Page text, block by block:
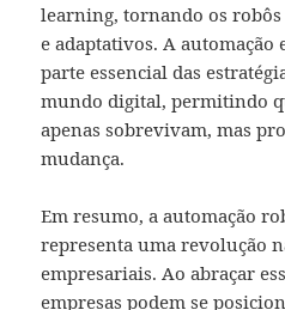
learning, tornando os
e adaptativos. A automação
parte essencial das
mundo digital, permitindo
apenas sobrevivam, mas
mudança.
Em resumo, a automação
representa uma revolução
empresariais. Ao abraçar
empresas podem se